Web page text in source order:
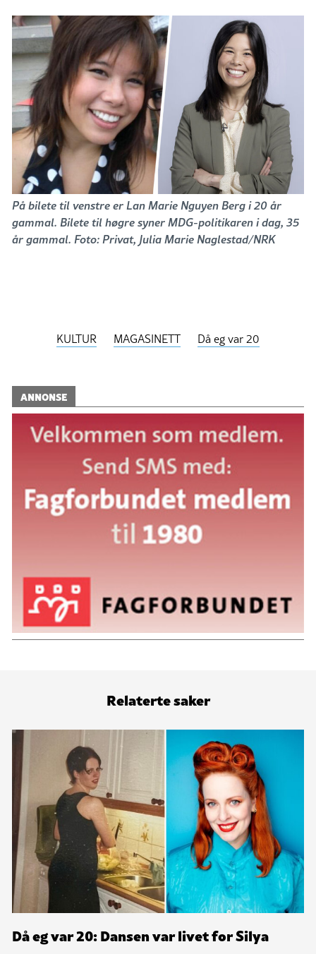
På bilete til venstre er Lan Marie Nguyen Berg i 20 år
gammal. Bilete til høgre syner MDG-politikaren i dag, 35
år gammal. Foto: Privat, Julia Marie Naglestad/NRK
KULTUR MAGASINETT Då eg var 20
ANNONSE
Relaterte saker
Då eg var 20: Dansen var livet for Silya